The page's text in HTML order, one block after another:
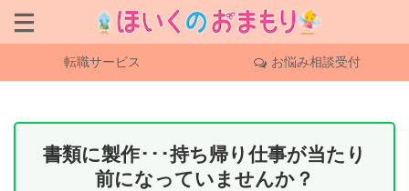
転職サービス お悩み相談受付
書類に製作･･･持ち帰り仕事が当たり
前になっていませんか？